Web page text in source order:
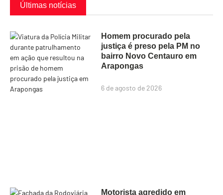
Últimas notícias
Homem procurado pela
justiça é preso pela PM no
bairro Novo Centauro em
Arapongas
6 de agosto de 2026
Motorista agredido em